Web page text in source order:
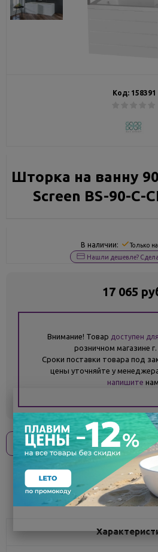
Код: 158391
Шторка на ванну
Screen BS-90-C-
В наличии: Только
Нашли дешевле?
17 065
Внимание! Товар доступен
розничном магазине
Сроки поставки товара под
цены уточняйте у
напишите
Оплати без переплат
Поделиться